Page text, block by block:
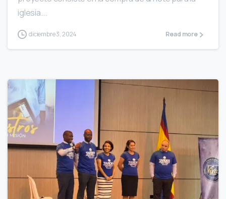
iglesia...
diciembre 3, 2024 Read more